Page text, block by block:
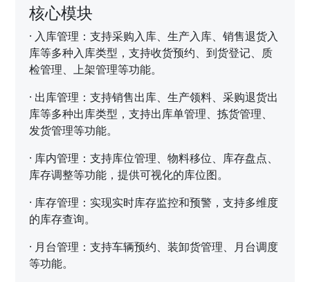
核心模块
· 入库管理：支持采购入库、生产入库、销售退货入
库等多种入库类型，支持收货预约、到货登记、质
检管理、上架管理等功能。
· 出库管理：支持销售出库、生产领料、采购退货出
库等多种出库类型，支持出库单管理、拣货管理、
发货管理等功能。
· 库内管理：支持库位管理、物料移位、库存盘点、
库存调整等功能，提供可视化的库位图。
· 库存管理：实现实时库存监控和预警，支持多维度
的库存查询。
· 月台管理：支持车辆预约、装卸货管理、月台调度
等功能。